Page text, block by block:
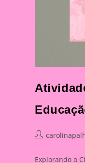
Post
Explorando o